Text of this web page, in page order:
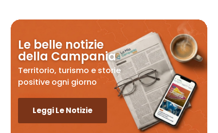
Le belle notizie
della Campania
Territorio, turismo e storie
positive ogni giorno
Leggi Le Notizie